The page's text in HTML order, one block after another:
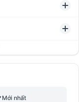
Mới nhất